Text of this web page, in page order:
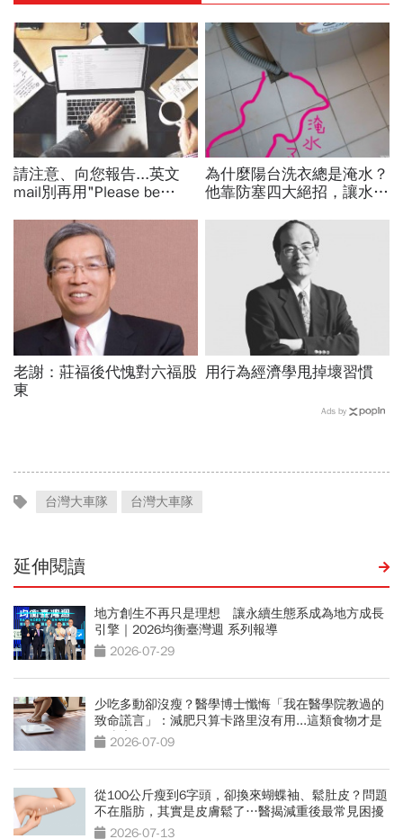
請注意、向您報告...英文
mail別再用"Please be
reported"！
為什麼陽台洗衣總是淹水？
他靠防塞四大絕招，讓水管
老謝：莊福後代愧對六福股
東
用行為經濟學甩掉壞習慣
Ads by
台灣大車隊 台灣大車隊
延伸閱讀
地方創生不再只是理想 讓永續生態系成為地方成長
引擎｜2026均衡臺灣週 系列報導
2026-07-29
少吃多動卻沒瘦？醫學博士懺悔「我在醫學院教過的
致命謊言」：減肥只算卡路里沒有用...這類食物才是
囤脂魔王
2026-07-09
從100公斤瘦到6字頭，卻換來蝴蝶袖、鬆肚皮？問題
不在脂肪，其實是皮膚鬆了…醫揭減重後最常見困擾
2026-07-13